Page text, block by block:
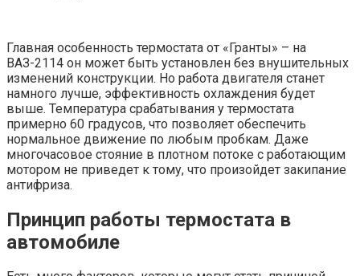
Главная особенность термостата от «Гранты» – на
ВАЗ-2114 он может быть установлен без внушительных
изменений конструкции. Но работа двигателя станет
намного лучше, эффективность охлаждения будет
выше. Температура срабатывания у термостата
примерно 60 градусов, что позволяет обеспечить
нормальное движение по любым пробкам. Даже
многочасовое стояние в плотном потоке с работающим
мотором не приведет к тому, что произойдет закипание
антифриза.
Принцип работы термостата в
автомобиле